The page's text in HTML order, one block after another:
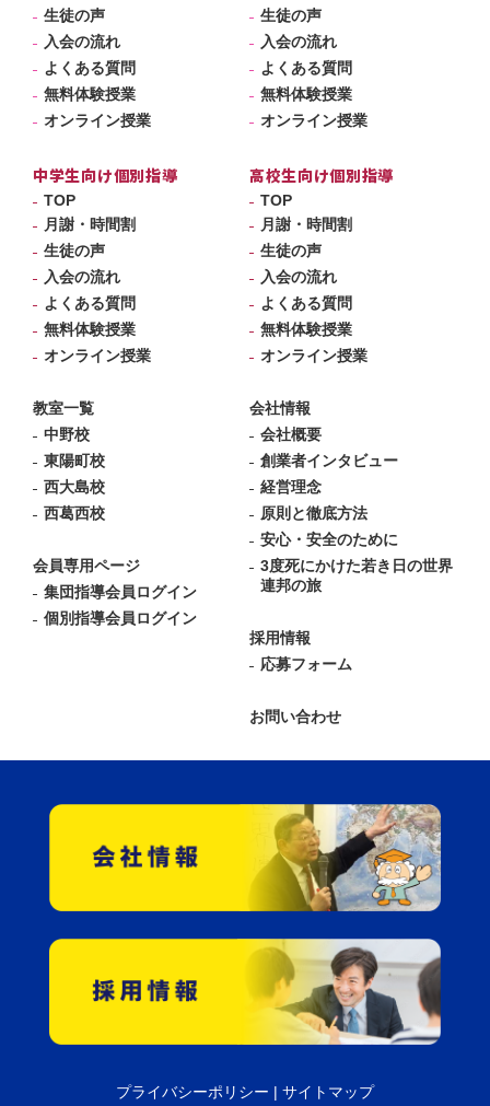
生徒の声
入会の流れ
よくある質問
無料体験授業
オンライン授業
中学生向け個別指導
TOP
月謝・時間割
生徒の声
入会の流れ
よくある質問
無料体験授業
オンライン授業
生徒の声
入会の流れ
よくある質問
無料体験授業
オンライン授業
高校生向け個別指導
TOP
月謝・時間割
生徒の声
入会の流れ
よくある質問
無料体験授業
オンライン授業
教室一覧
中野校
東陽町校
西大島校
西葛西校
会員専用ページ
集団指導会員ログイン
個別指導会員ログイン
会社情報
会社概要
創業者インタビュー
経営理念
原則と徹底方法
安心・安全のために
3度死にかけた若き日の世界
連邦の旅
採用情報
応募フォーム
お問い合わせ
プライバシーポリシー | サイトマップ